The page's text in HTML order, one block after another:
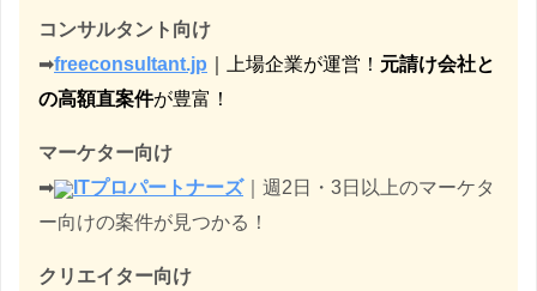
コンサルタント向け
➡︎freeconsultant.jp ｜上場企業が運営！ 元請け会社と
の高額直案件が豊富！
マーケター向け
➡︎
ITプロパートナーズ ｜週2日・3日以上のマーケタ
ー向けの案件が見つかる！
クリエイター向け